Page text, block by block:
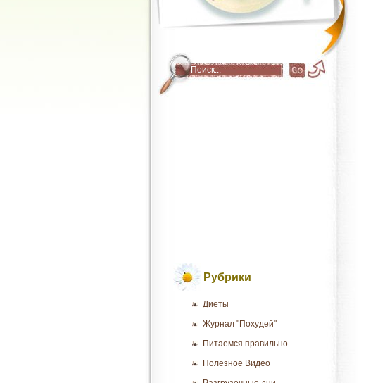
Рубрики
Диеты
Журнал "Похудей"
Питаемся правильно
Полезное Видео